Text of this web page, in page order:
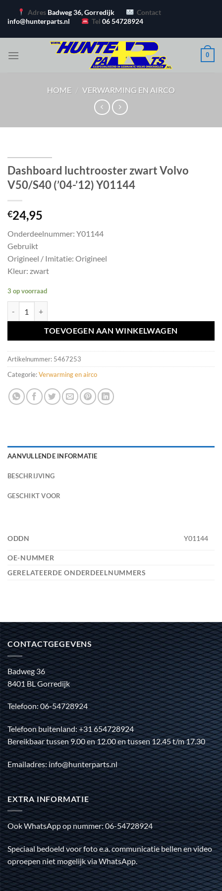
naar
Adres Badweg 36, Gorredijk
Contact
info@hunterparts.nl
Tel06 54728924
0
HOME / VERWARMING EN AIRCO
Dashboard luchtrooster zwart Volvo
V50/S40 (’04-’12) Y01144
€24,95
Onderdeelnummer: Y01144
Gebruikt
Origineel / Imitatie: Origineel
Kleur: zwart
3 op voorraad
TOEVOEGEN AAN WINKELWAGEN
Artikelnummer: 5467253
Categorie:Verwarming en airco
AANVULLENDE INFORMATIE
BESCHRIJVING
GESCHIKT VOOR
ODDN Y01144
OE-NUMMER
GERELATEERDE ONDERDEELNUMMERS
CONTACTGEGEVENS
Badweg 36
8401 BL Gorredijk
Telefoon: 06-54728924
Telefoon buitenland: +31 654728924
Bereikbaar tussen 9.00 en 12.00 en tussen 12.45 t/m 17.30
Emailadres: info@hunterparts.nl
EXTRA INFORMATIE
Ook WhatsApp op nummer: 06-54728924
Speciaal bedoeld voor foto e.a. communicatie bellen en video
oproepen niet mogelijk via WhatsApp.